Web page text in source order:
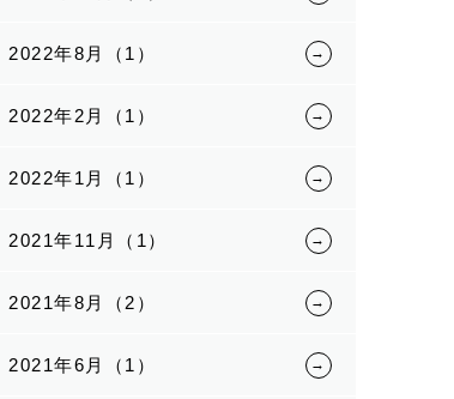
2022年8月（1）
2022年2月（1）
2022年1月（1）
2021年11月（1）
2021年8月（2）
2021年6月（1）